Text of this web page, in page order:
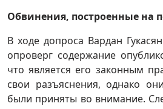
Обвинения, построенные на
В ходе допроса Вардан
опроверг содержание
что является его законным
свои разъяснения, однако
были приняты во внимание.